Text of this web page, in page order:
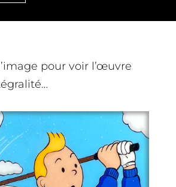
pour voir l’œuvre